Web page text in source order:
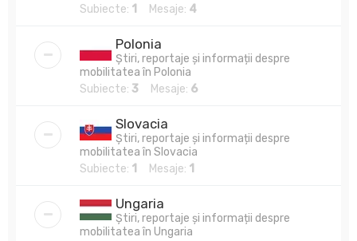
Subiecte: 1 Mesaje: 4
Polonia
Știri, reportaje și informații despre
mobilitatea în Polonia
Subiecte: 3 Mesaje: 6
Slovacia
Știri, reportaje și informații despre
mobilitatea în Slovacia
Subiecte: 1 Mesaje: 1
Ungaria
Știri, reportaje și informații despre
mobilitatea în Ungaria